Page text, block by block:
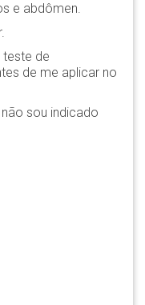
e abdômen.
teste de
de me aplicar no
sou indicado